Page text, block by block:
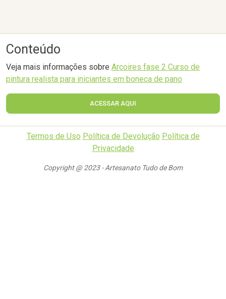
Conteúdo
Veja mais informações sobre Arcoires fase 2 Curso de
pintura realista para iniciantes em boneca de pano
ACESSAR AQUI
Termos de Uso Política de Devolução Política de
Privacidade
Copyright @ 2023 - Artesanato Tudo de Bom